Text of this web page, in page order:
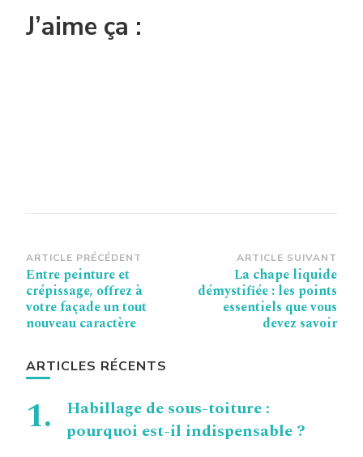
J’aime ça :
Navigation
d’article
ARTICLE PRÉCÉDENT
Entre peinture et
crépissage, offrez à
votre façade un tout
nouveau caractère
ARTICLE SUIVANT
La chape liquide
démystifiée : les points
essentiels que vous
devez savoir
ARTICLES RÉCENTS
Habillage de sous-toiture :
pourquoi est-il indispensable ?